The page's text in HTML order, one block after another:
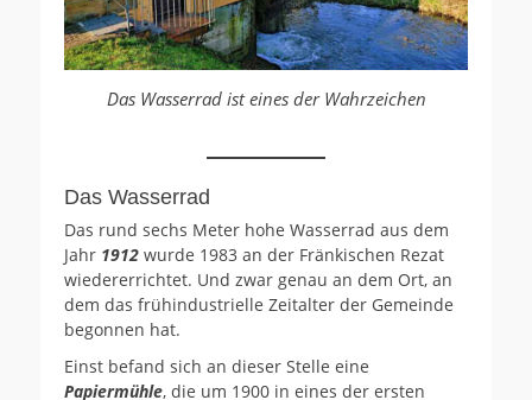
Das Wasserrad ist eines der Wahrzeichen
Das Wasserrad
Das rund sechs Meter hohe Wasserrad aus dem
Jahr 1912 wurde 1983 an der Fränkischen Rezat
wiedererrichtet. Und zwar genau an dem Ort, an
dem das frühindustrielle Zeitalter der Gemeinde
begonnen hat.
Einst befand sich an dieser Stelle eine
Papiermühle, die um 1900 in eines der ersten